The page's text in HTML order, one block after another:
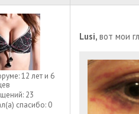
12 лет и 6
23
спасибо: 0
Lusi, вот мои